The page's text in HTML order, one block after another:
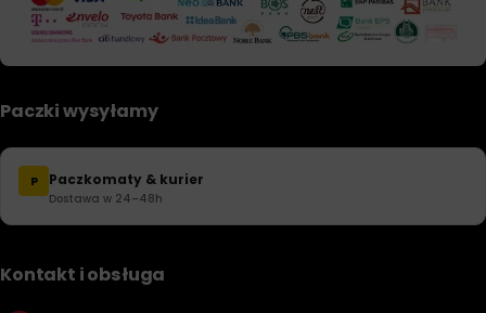
Paczki wysyłamy
P Paczkomaty & kurier
Dostawa w 24–48h
Kontakt i obsługa